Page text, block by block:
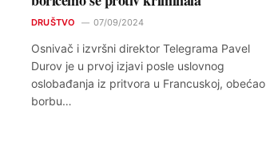
DRUŠTVO 07/09/2024
Osnivač i izvršni direktor Telegrama Pavel
Durov je u prvoj izjavi posle uslovnog
oslobađanja iz pritvora u Francuskoj, obećao
borbu…